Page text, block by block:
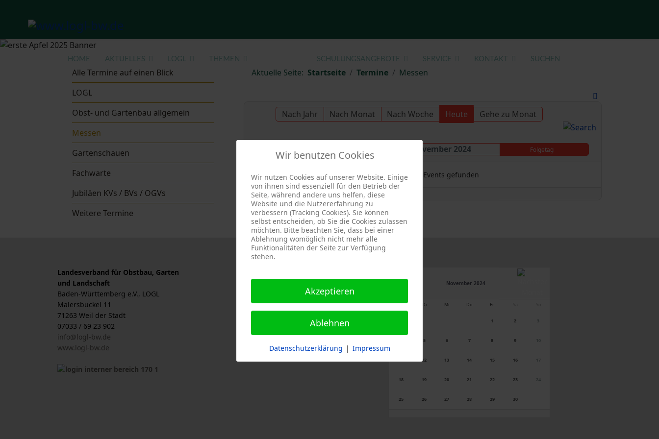
HOME AKTUELLES LOGL THEMEN SCHULUNGSANGEBOTE SERVICE KONTAKT SUCHEN
Alle Termine auf einen Blick
LOGL
Obst- und Gartenbau allgemein
Messen
Gartenschauen
Fachwarte
Jubiläen KVs / BVs / OGVs
Weitere Termine
Aktuelle Seite: Startseite Termine Messen
Nach Jahr Nach Monat Nach Woche Heute Gehe zu Monat
Vorheriger Tag Montag, 04. November 2024 Folgetag
Es wurden keine Events gefunden
Landesverband für Obstbau, Garten
und Landschaft
Baden-Württemberg e.V., LOGL
Malersbuckel 11
71263 Weil der Stadt
07033 / 69 23 902
info@logl-bw.de
www.logl-bw.de
November 2024
Mo Di Mi Do Fr
1 2 3
5 6 7 8 9 10
12 13 14 15 16 17
18 19 20 21 22 23 24
25 26 27 28 29 30
Wir benutzen Cookies
Wir nutzen Cookies auf unserer Website. Einige
von ihnen sind essenziell für den Betrieb der
Seite, während andere uns helfen, diese
Website und die Nutzererfahrung zu
verbessern (Tracking Cookies). Sie können
selbst entscheiden, ob Sie die Cookies zulassen
möchten. Bitte beachten Sie, dass bei einer
Ablehnung womöglich nicht mehr alle
Funktionalitäten der Seite zur Verfügung
stehen.
Akzeptieren
Ablehnen
Datenschutzerklärung | Impressum